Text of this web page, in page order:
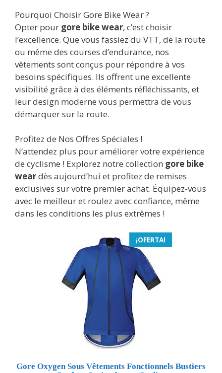
Pourquoi Choisir Gore Bike Wear ?
Opter pour gore bike wear, c’est choisir
l’excellence. Que vous fassiez du VTT, de la route
ou même des courses d’endurance, nos
vêtements sont conçus pour répondre à vos
besoins spécifiques. Ils offrent une excellente
visibilité grâce à des éléments réfléchissants, et
leur design moderne vous permettra de vous
démarquer sur la route.
Profitez de Nos Offres Spéciales !
N’attendez plus pour améliorer votre expérience
de cyclisme ! Explorez notre collection gore bike
weardès aujourd’hui et profitez de remises
exclusives sur votre premier achat. Équipez-vous
avec le meilleur et roulez avec confiance, même
dans les conditions les plus extrêmes !
¡OFERTA!
Gore Oxygen Sous Vêtements Fonctionnels Bustiers